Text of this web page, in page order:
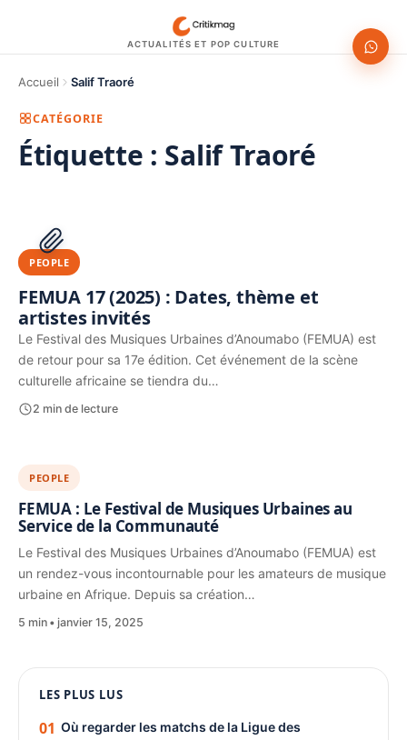
ACTUALITÉS ET POP CULTURE
Accueil Salif Traoré
CATÉGORIE
Étiquette : Salif Traoré
PUBLICITÉ
PEOPLE
FEMUA 17 (2025) : Dates, thème et
artistes invités
Le Festival des Musiques Urbaines d’Anoumabo (FEMUA) est
de retour pour sa 17e édition. Cet événement de la scène
culturelle africaine se tiendra du…
2 min de lecture
PEOPLE
FEMUA : Le Festival de Musiques Urbaines au
Service de la Communauté
Le Festival des Musiques Urbaines d’Anoumabo (FEMUA) est
un rendez-vous incontournable pour les amateurs de musique
urbaine en Afrique. Depuis sa création…
5 min janvier 15, 2025
PUBLICITÉ
LES PLUS LUS
01 Où regarder les matchs de la Ligue des